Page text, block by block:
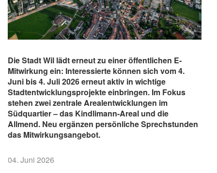
Die Stadt Wil lädt erneut zu einer öffentlichen E-
Mitwirkung ein: Interessierte können sich vom 4.
Juni bis 4. Juli 2026 erneut aktiv in wichtige
Stadtentwicklungsprojekte einbringen. Im Fokus
stehen zwei zentrale Arealentwicklungen im
Südquartier – das Kindlimann-Areal und die
Allmend. Neu ergänzen persönliche Sprechstunden
das Mitwirkungsangebot.
04. Juni 2026